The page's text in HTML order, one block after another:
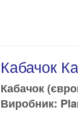
Кабачок
Кабачок
Виробник: